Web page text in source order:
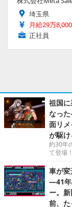
埼玉県
月給29万
正社員
祖国
なっ
面リ
が駆
約30年
て登場！
車が
―41年
ー。
前、